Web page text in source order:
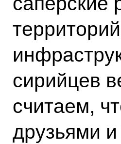
сирийцев
считаем,
друзьями